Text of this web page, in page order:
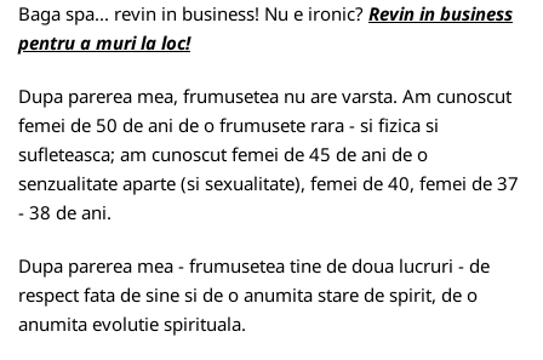
Baga spa... revin in business! Nu e ironic? Revin in business
pentru a muri la loc!
Dupa parerea mea, frumusetea nu are varsta. Am cunoscut
femei de 50 de ani de o frumusete rara - si fizica si
sufleteasca; am cunoscut femei de 45 de ani de o
senzualitate aparte (si sexualitate), femei de 40, femei de 37
- 38 de ani.
Dupa parerea mea - frumusetea tine de doua lucruri - de
respect fata de sine si de o anumita stare de spirit, de o
anumita evolutie spirituala.